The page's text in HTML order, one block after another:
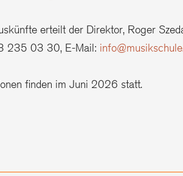
erteilt der Direktor, Roger
235 03 30, E-Mail:
finden im Juni 2026 statt.